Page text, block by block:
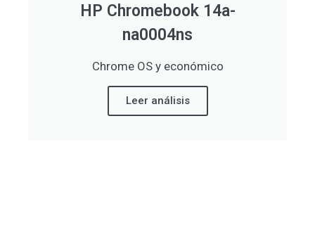
HP Chromebook 14a-
na0004ns
Chrome OS y económico
Leer análisis